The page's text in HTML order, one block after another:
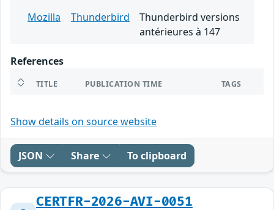
Mozilla
Thunderbird
Thunderbird versions
antérieures à 147
References
TITLE PUBLICATION TIME TAGS
Show details on source website
JSON Share To clipboard
CERTFR-2026-AVI-0051